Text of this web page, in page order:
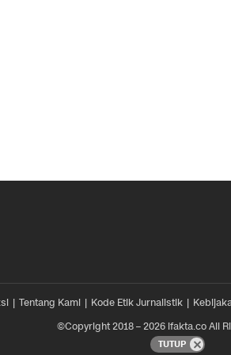
Tentang Kami Kode Etik Jurnalistik
©Copyright 2018 – 2026 ifakta.co All
TUTUP